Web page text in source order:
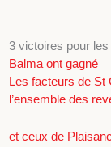
3 victoires pour
Balma ont gagné
Les facteurs de St
l’ensemble des
et ceux de